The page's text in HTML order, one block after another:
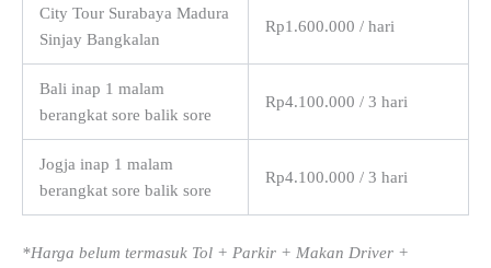
City Tour Surabaya Madura
Sinjay Bangkalan
Rp1.600.000 / hari
Bali inap 1 malam
berangkat sore balik sore
Rp4.100.000 / 3 hari
Jogja inap 1 malam
berangkat sore balik sore
Rp4.100.000 / 3 hari
*Harga belum termasuk Tol + Parkir + Makan Driver +